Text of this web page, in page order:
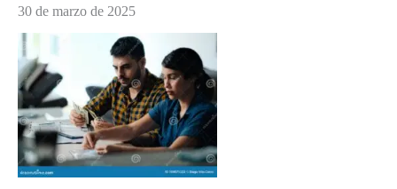
30 de marzo de 2025